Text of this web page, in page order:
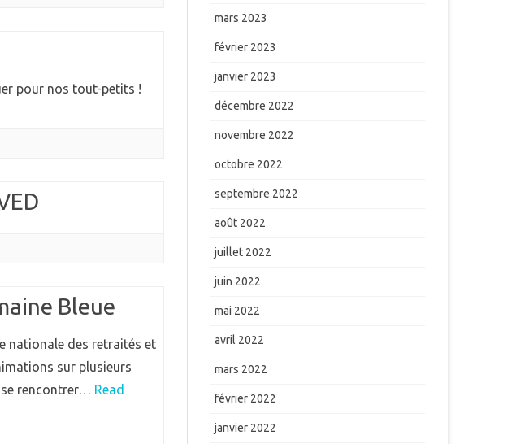
pour nos tout-petits !
Bleue
nationale des retraités et
sur plusieurs
se rencontrer… Read
mars 2023
février 2023
janvier 2023
décembre 2022
novembre 2022
octobre 2022
septembre 2022
août 2022
juillet 2022
juin 2022
mai 2022
avril 2022
mars 2022
février 2022
janvier 2022